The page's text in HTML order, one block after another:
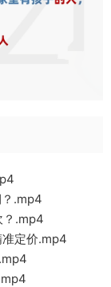
.mp4
？.mp4
定价.mp4